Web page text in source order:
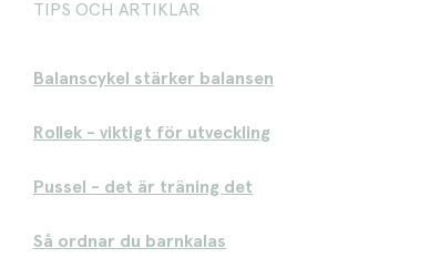
TIPS OCH ARTIKLAR
Balanscykel stärker balansen
Rollek - viktigt för utveckling
Pussel - det är träning det
Så ordnar du barnkalas